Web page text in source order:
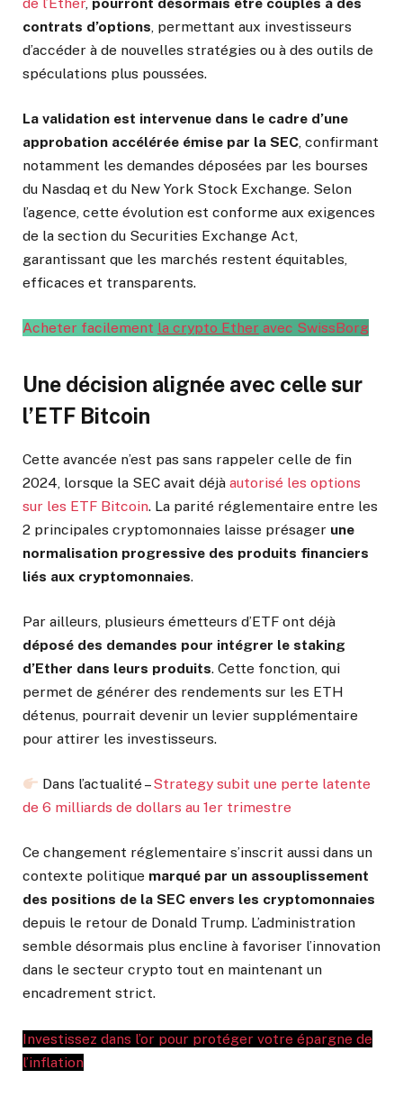
contrats d’options, permettant aux investisseurs
d’accéder à de nouvelles stratégies ou à des outils de
spéculations plus poussées.
La validation est intervenue dans le cadre d’une
approbation accélérée émise par la SEC, confirmant
notamment les demandes déposées par les bourses
du Nasdaq et du New York Stock Exchange. Selon
l’agence, cette évolution est conforme aux exigences
de la section du Securities Exchange Act,
garantissant que les marchés restent équitables,
efficaces et transparents.
Acheter facilement la crypto Ether avec SwissBorg
Une décision alignée avec celle sur
l’ETF Bitcoin
Cette avancée n’est pas sans rappeler celle de fin
2024, lorsque la SEC avait déjà autorisé les options
sur les ETF Bitcoin. La parité réglementaire entre les
2 principales cryptomonnaies laisse présager une
normalisation progressive des produits financiers
liés aux cryptomonnaies.
Par ailleurs, plusieurs émetteurs d’ETF ont déjà
déposé des demandes pour intégrer le staking
d’Ether dans leurs produits. Cette fonction, qui
permet de générer des rendements sur les ETH
détenus, pourrait devenir un levier supplémentaire
pour attirer les investisseurs.
Dans l’actualité –Strategy subit une perte latente
de 6 milliards de dollars au 1er trimestre
Ce changement réglementaire s’inscrit aussi dans un
contexte politique marqué par un assouplissement
des positions de la SEC envers les cryptomonnaies
depuis le retour de Donald Trump. L’administration
semble désormais plus encline à favoriser l’innovation
dans le secteur crypto tout en maintenant un
encadrement strict.
Investissez dans l’or pour protéger votre épargne de
l’inflation